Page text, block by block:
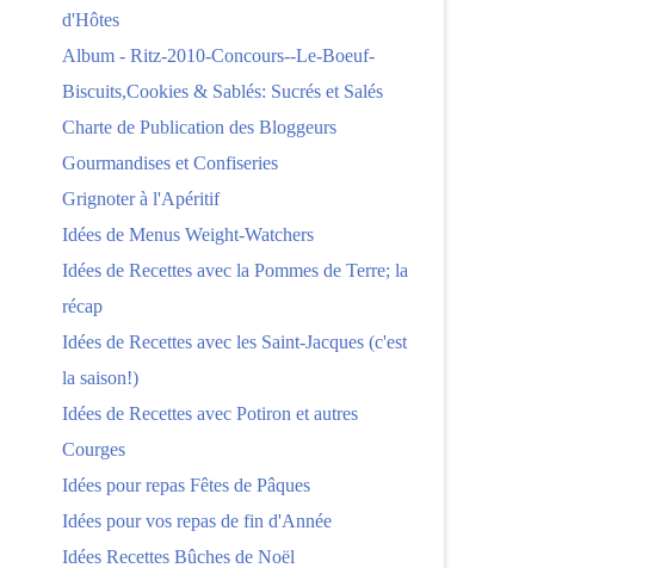
d'Hôtes
Album - Ritz-2010-Concours--Le-Boeuf-
Biscuits,Cookies & Sablés: Sucrés et Salés
Charte de Publication des Bloggeurs
Gourmandises et Confiseries
Grignoter à l'Apéritif
Idées de Menus Weight-Watchers
Idées de Recettes avec la Pommes de Terre; la
récap
Idées de Recettes avec les Saint-Jacques (c'est
la saison!)
Idées de Recettes avec Potiron et autres
Courges
Idées pour repas Fêtes de Pâques
Idées pour vos repas de fin d'Année
Idées Recettes Bûches de Noël